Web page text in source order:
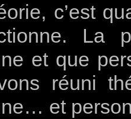
c’est
La
et que
réuni
et